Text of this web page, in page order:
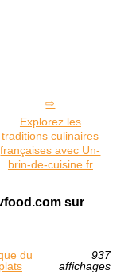
Explorez les
traditions culinaires
françaises avec Un-
brin-de-cuisine.fr
sur
du
937
affichages